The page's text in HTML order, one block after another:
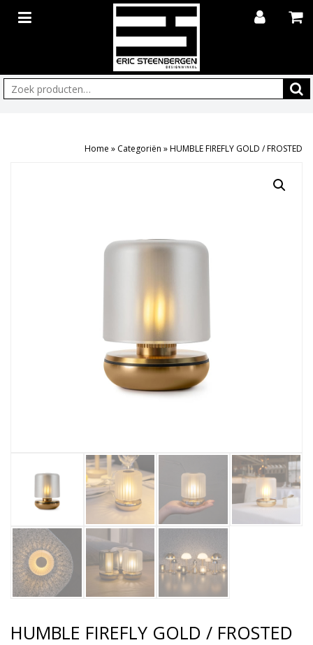
Zoeken:
Home » Categoriën »HUMBLE FIREFLY GOLD / FROSTED
HUMBLE FIREFLY GOLD / FROSTED